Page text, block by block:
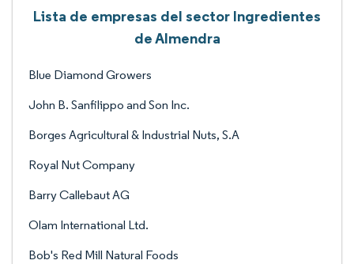
Lista de empresas del sector Ingredientes
de Almendra
Blue Diamond Growers
John B. Sanfilippo and Son Inc.
Borges Agricultural & Industrial Nuts, S.A
Royal Nut Company
Barry Callebaut AG
Olam International Ltd.
Bob's Red Mill Natural Foods